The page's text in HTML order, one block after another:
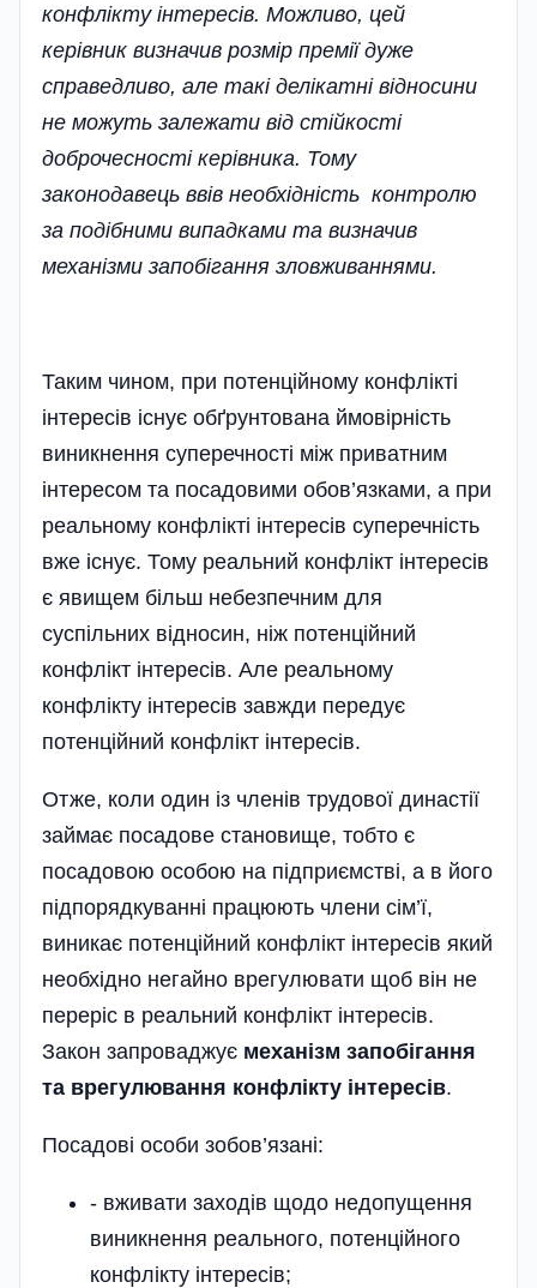
конфлікту інтересів. Можливо, цей
керівник визначив розмір премії дуже
справедливо, але такі делікатні відносини
не можуть залежати від стійкості
доброчесності керівника. Тому
законодавець ввів необхідність контролю
за подібними випадками та визначив
механізми запобігання зловживаннями.
Таким чином, при потенційному конфлікті
інтересів існує обґрунтована ймовірність
виникнення суперечності між приватним
інтересом та посадовими обов’язками, а при
реальному конфлікті інтересів суперечність
вже існує. Тому реальний конфлікт інтересів
є явищем більш небезпечним для
суспільних відносин, ніж потенційний
конфлікт інтересів. Але реальному
конфлікту інтересів завжди передує
потенційний конфлікт інтересів.
Отже, коли один із членів трудової династії
займає посадове становище, тобто є
посадовою особою на підприємстві, а в його
підпорядкуванні працюють члени сім’ї,
виникає потенційний конфлікт інтересів який
необхідно негайно врегулювати щоб він не
переріс в реальний конфлікт інтересів.
Закон запроваджує механізм запобігання
та врегулювання конфлікту інтересів.
Посадові особи зобов’язані:
- вживати заходів щодо недопущення
виникнення реального, потенційного
конфлікту інтересів;